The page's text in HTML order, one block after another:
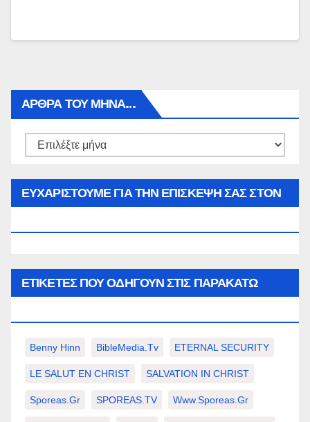
ΑΡΘΡΑ ΤΟΥ ΜΉΝΑ…
Αρθρα
ΕΥΧΑΡΙΣΤΟΥΜΕ ΓΙΑ ΤΗΝ ΕΠΙΣΚΕΨΗ ΣΑΣ ΣΤΟΝ
ΕΤΙΚΈΤΕΣ ΠΟΥ ΟΔΗΓΟΎΝ ΣΤΙΣ ΠΑΡΑΚΆΤΩ
Benny Hinn BibleMedia.tv ETERNAL SECURITY
LE SALUT EN CHRIST SALVATION IN CHRIST
Sporeas.gr SPOREAS.TV Www.sporeas.gr